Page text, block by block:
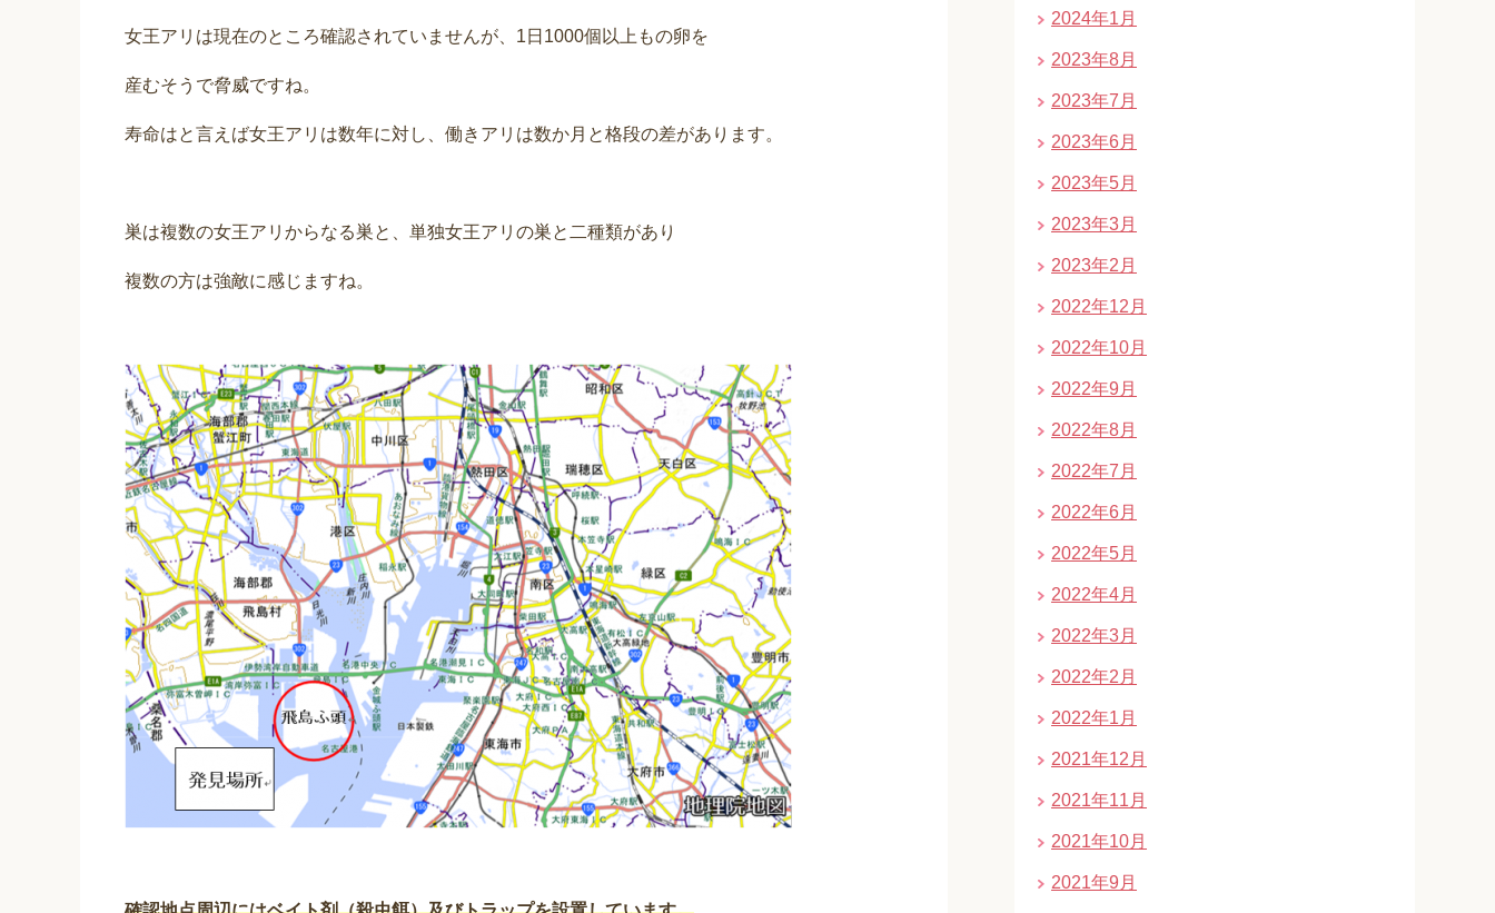
女王アリは現在のところ確認されていませんが、1日1000個以上もの卵を
産むそうで脅威ですね。
寿命はと言えば女王アリは数年に対し、働きアリは数か月と格段の差があります。
巣は複数の女王アリからなる巣と、単独女王アリの巣と二種類があり
複数の方は強敵に感じますね。
2024年1月
2023年8月
2023年7月
2023年6月
2023年5月
2023年3月
2023年2月
2022年12月
2022年10月
2022年9月
2022年8月
2022年7月
2022年6月
2022年5月
2022年4月
2022年3月
2022年2月
2022年1月
2021年12月
2021年11月
2021年10月
2021年9月